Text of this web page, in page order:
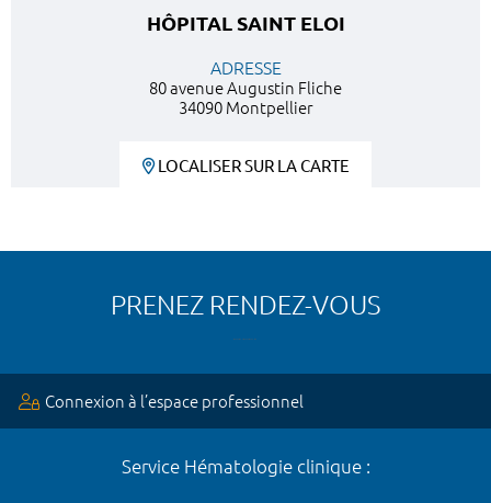
HÔPITAL SAINT ELOI
ADRESSE
80 avenue Augustin Fliche
34090 Montpellier
LOCALISER SUR LA CARTE
PRENEZ RENDEZ-VOUS
Connexion à l’espace professionnel
Service Hématologie clinique :